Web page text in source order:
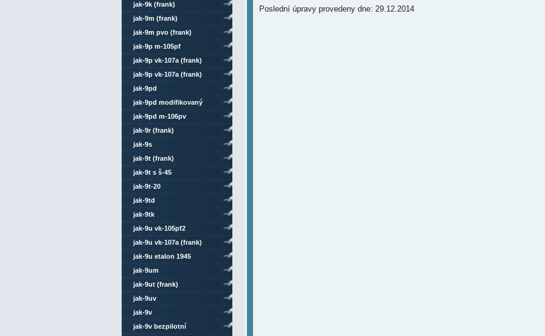
Poslední úpravy provedeny dne: 29.12.2014
jak-9k (frank)
jak-9m (frank)
jak-9m pvo (frank)
jak-9p m-105pf
jak-9p vk-107a (frank)
jak-9p vk-107a (frank)
celokovový
jak-9pd
jak-9pd modifikovaný
jak-9pd m-106pv
jak-9r (frank)
jak-9s
jak-9t (frank)
jak-9t s š-45
jak-9t-20
jak-9td
jak-9tk
jak-9u vk-105pf2
jak-9u vk-107a (frank)
jak-9u etalon 1945
jak-9um
jak-9ut (frank)
jak-9uv
jak-9v
jak-9v bezpilotní